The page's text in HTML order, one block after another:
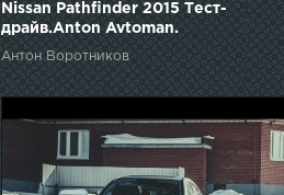
Nissan Pathfinder 2015 Тест-
драйв.Anton Avtoman.
Антон Воротников